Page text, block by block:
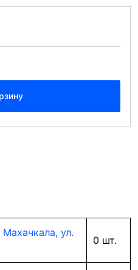
ул.
0 шт.